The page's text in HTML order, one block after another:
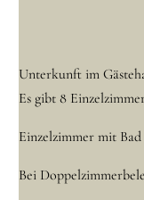
Unterkunft im
Es gibt 8
Einzelzimmer mit
Bei